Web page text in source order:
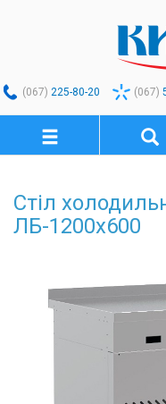
(067) 225-80-20 (067)
Стіл
ЛБ-1200х600